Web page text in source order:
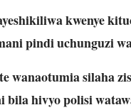
kwenye
pindi uchunguzi
wanaotumia silaha
hivyo polisi